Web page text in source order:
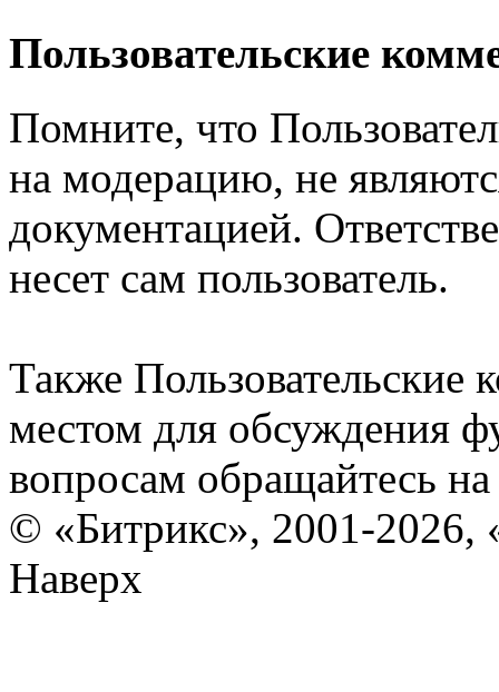
Пользовательские
Помните, что
на модерацию, не
документацией.
несет сам пользователь.
Также Пользовательские
местом для обсуждения
вопросам обращайтесь
© «Битрикс», 2001-2026,
Наверх